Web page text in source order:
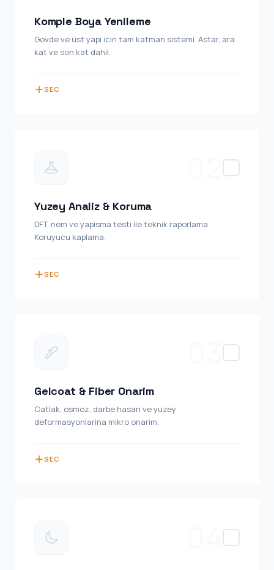
Komple Boya Yenileme
Govde ve ust yapi icin tam katman sistemi. Astar, ara
kat ve son kat dahil.
SEC
Yuzey Analiz & Koruma
DFT, nem ve yapisma testi ile teknik raporlama.
Koruyucu kaplama.
SEC
Gelcoat & Fiber Onarim
Catlak, osmoz, darbe hasari ve yuzey
deformasyonlarina mikro onarim.
SEC